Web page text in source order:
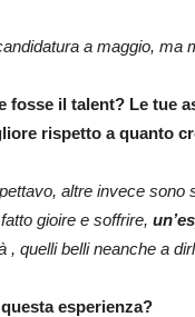
a maggio, ma
fosse il talent? Le tue
rispetto a quanto
altre invece sono
gioire e soffrire,
, quelli belli neanche a
esperienza?